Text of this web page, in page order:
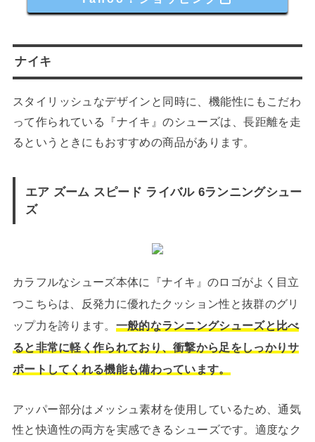
ナイキ
スタイリッシュなデザインと同時に、機能性にもこだわ
って作られている『ナイキ』のシューズは、長距離を走
るというときにもおすすめの商品があります。
エア ズーム スピード ライバル 6ランニングシュー
ズ
カラフルなシューズ本体に『ナイキ』のロゴがよく目立
つこちらは、反発力に優れたクッション性と抜群のグリ
ップ力を誇ります。 一般的なランニングシューズと比べ
ると非常に軽く作られており、衝撃から足をしっかりサ
ポートしてくれる機能も備わっています。
アッパー部分はメッシュ素材を使用しているため、通気
性と快適性の両方を実感できるシューズです。適度なク